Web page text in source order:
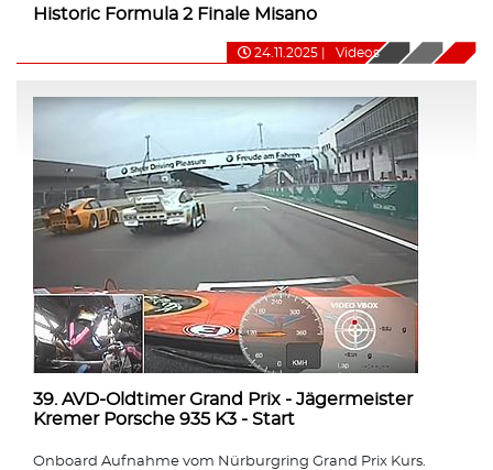
Historic Formula 2 Finale Misano
24.11.2025 Videos
39. AVD-Oldtimer Grand Prix - Jägermeister
Kremer Porsche 935 K3 - Start
Onboard Aufnahme vom Nürburgring Grand Prix Kurs.